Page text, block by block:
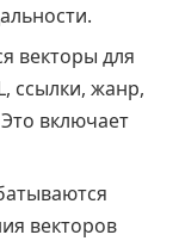
векторы для
ссылки, жанр,
включает
векторов